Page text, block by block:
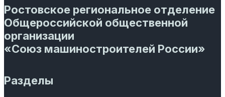
Ростовское региональное отделение
Общероссийской общественной
организации
«Союз машиностроителей России»
Разделы